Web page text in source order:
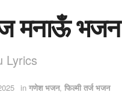
मनाऊँ भजन
Lyrics
in गणेश भजन, फिल्मी तर्ज भजन